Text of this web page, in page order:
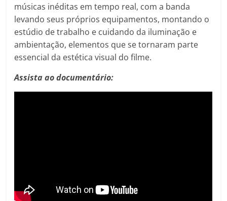
músicas inéditas em tempo real, com a banda
levando seus próprios equipamentos, montando o
estúdio de trabalho e cuidando da iluminação e
ambientação, elementos que se tornaram parte
essencial da estética visual do filme.
Assista ao documentário: